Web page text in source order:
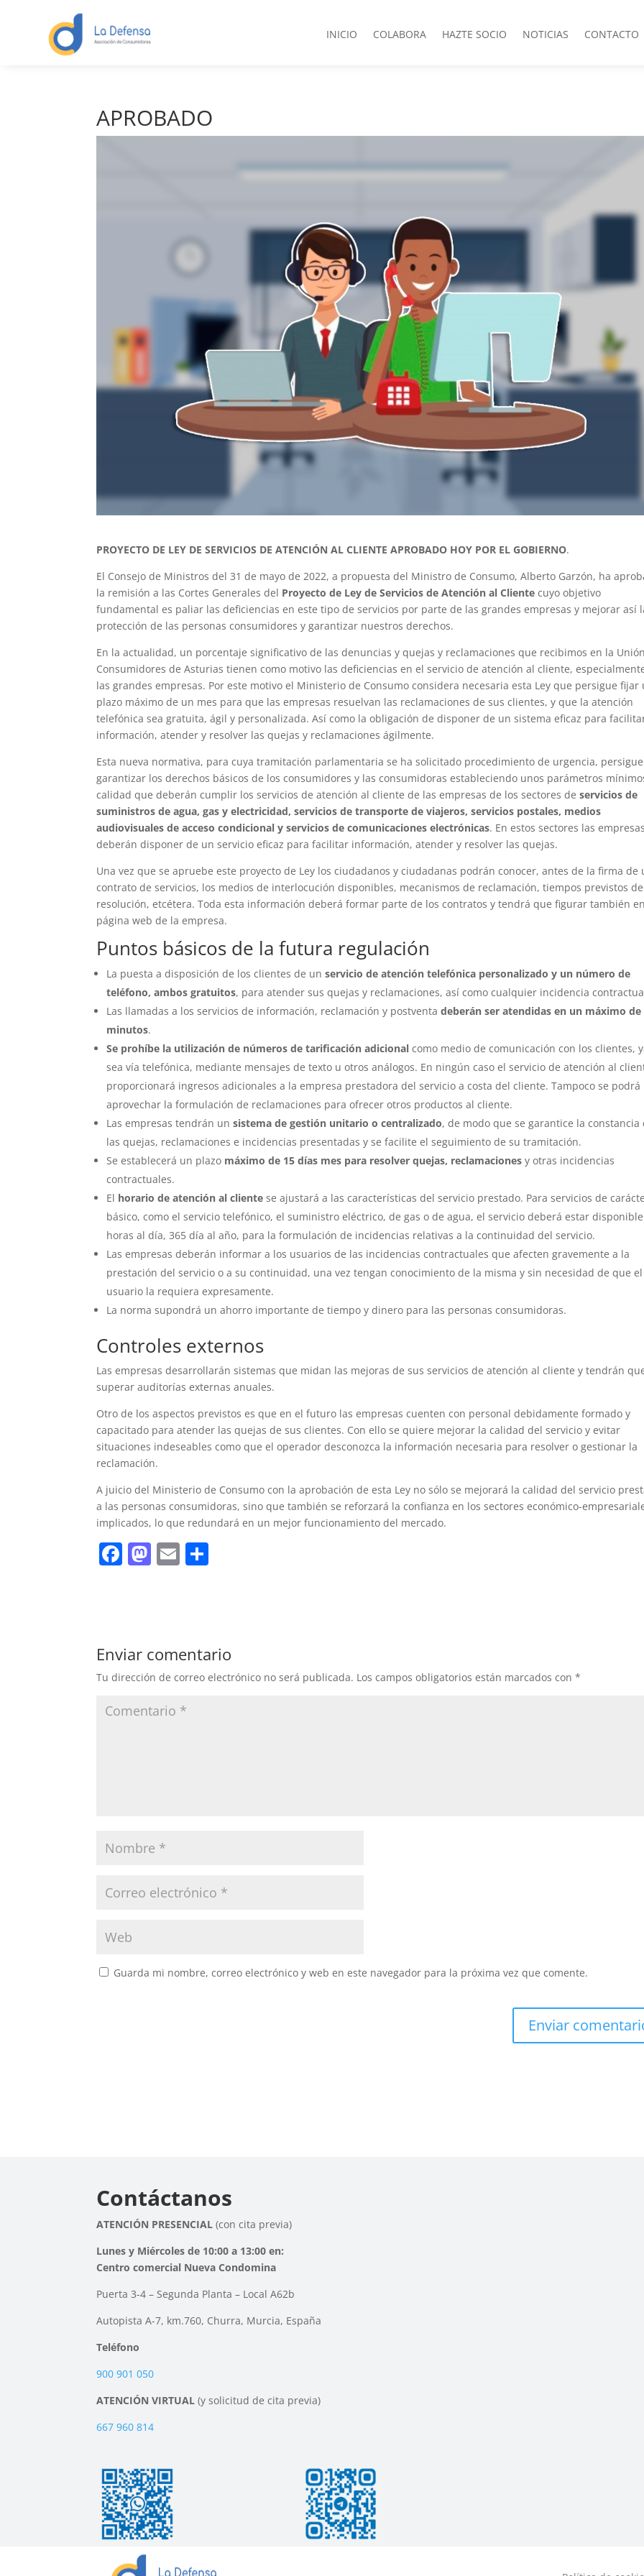
INICIO COLABORA HAZTE SOCIO NOTICIAS CONTACTO
APROBADO
PROYECTO DE LEY DE SERVICIOS DE ATENCIÓN AL CLIENTE APROBADO HOY POR EL GOBIERNO.
El Consejo de Ministros del 31 de mayo de 2022, a propuesta del Ministro de Consumo, Alberto Garzón, ha
la remisión a las Cortes Generales del Proyecto de Ley de Servicios de Atención al Cliente cuyo objetivo
fundamental es paliar las deficiencias en este tipo de servicios por parte de las grandes empresas y mejorar así
protección de las personas consumidores y garantizar nuestros derechos.
En la actualidad, un porcentaje significativo de las denuncias y quejas y reclamaciones que recibimos en la
Consumidores de Asturias tienen como motivo las deficiencias en el servicio de atención al cliente,
las grandes empresas. Por este motivo el Ministerio de Consumo considera necesaria esta Ley que persigue fijar
plazo máximo de un mes para que las empresas resuelvan las reclamaciones de sus clientes, y que la atención
telefónica sea gratuita, ágil y personalizada. Así como la obligación de disponer de un sistema eficaz para
información, atender y resolver las quejas y reclamaciones ágilmente.
Esta nueva normativa, para cuya tramitación parlamentaria se ha solicitado procedimiento de urgencia, persigue
garantizar los derechos básicos de los consumidores y las consumidoras estableciendo unos parámetros
calidad que deberán cumplir los servicios de atención al cliente de las empresas de los sectores deservicios de
suministros de agua, gas y electricidad, servicios de transporte de viajeros, servicios postales, medios
audiovisuales de acceso condicional y servicios de comunicaciones electrónicas. En estos sectores las empresas
deberán disponer de un servicio eficaz para facilitar información, atender y resolver las quejas.
Una vez que se apruebe este proyecto de Ley los ciudadanos y ciudadanas podrán conocer, antes de la firma de
contrato de servicios, los medios de interlocución disponibles, mecanismos de reclamación, tiempos previstos de
resolución, etcétera. Toda esta información deberá formar parte de los contratos y tendrá que figurar también
página web de la empresa.
Puntos básicos de la futura regulación
La puesta a disposición de los clientes de unservicio de atención telefónica personalizado y un número de
teléfono, ambos gratuitos, para atender sus quejas y reclamaciones, así como cualquier incidencia
Las llamadas a los servicios de información, reclamación y postventadeberán ser atendidas en un máximo de
minutos.
Se prohíbe la utilización de números de tarificación adicional como medio de comunicación con los clientes,
sea vía telefónica, mediante mensajes de texto u otros análogos. En ningún caso el servicio de atención al
proporcionará ingresos adicionales a la empresa prestadora del servicio a costa del cliente. Tampoco se podrá
aprovechar la formulación de reclamaciones para ofrecer otros productos al cliente.
Las empresas tendrán unsistema de gestión unitario o centralizado, de modo que se garantice la constancia
las quejas, reclamaciones e incidencias presentadas y se facilite el seguimiento de su tramitación.
Se establecerá un plazo máximo de 15 días mes para resolver quejas, reclamaciones y otras incidencias
contractuales.
El horario de atención al cliente se ajustará a las características del servicio prestado. Para servicios de
básico, como el servicio telefónico, el suministro eléctrico, de gas o de agua, el servicio deberá estar
horas al día, 365 día al año, para la formulación de incidencias relativas a la continuidad del servicio.
Las empresas deberán informar a los usuarios de las incidencias contractuales que afecten gravemente a la
prestación del servicio o a su continuidad, una vez tengan conocimiento de la misma y sin necesidad de que el
usuario la requiera expresamente.
La norma supondrá un ahorro importante de tiempo y dinero para las personas consumidoras.
Controles externos
Las empresas desarrollarán sistemas que midan las mejoras de sus servicios de atención al cliente y tendrán
superar auditorías externas anuales.
Otro de los aspectos previstos es que en el futuro las empresas cuenten con personal debidamente formado y
capacitado para atender las quejas de sus clientes. Con ello se quiere mejorar la calidad del servicio y evitar
situaciones indeseables como que el operador desconozca la información necesaria para resolver o gestionar la
reclamación.
A juicio del Ministerio de Consumo con la aprobación de esta Ley no sólo se mejorará la calidad del servicio
a las personas consumidoras, sino que también se reforzará la confianza en los sectores económico-
implicados, lo que redundará en un mejor funcionamiento del mercado.
F
b
o
o
k
M
d
o
n
E
ar
tir
Enviar comentario
Tu dirección de correo electrónico no será publicada. Los campos obligatorios están marcados con*
Guarda mi nombre, correo electrónico y web en este navegador para la próxima vez que comente.
Contáctanos
ATENCIÓN PRESENCIAL(con cita previa)
Lunes y Miércoles de 10:00 a 13:00 en:
Centro comercial Nueva Condomina
Puerta 3-4 – Segunda Planta – Local A62b
Autopista A-7, km.760, Churra, Murcia, España
Teléfono
900 901 050
ATENCIÓN VIRTUAL(y solicitud de cita previa)
667 960 814